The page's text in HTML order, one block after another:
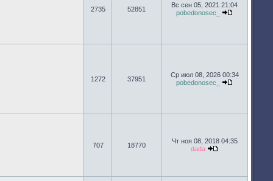
2735 52851
Вс сен 05, 2021 21:04
pobedonosec_
1272 37951
Ср июл 08, 2026 00:34
pobedonosec_
707 18770
Чт ноя 08, 2018 04:35
dada